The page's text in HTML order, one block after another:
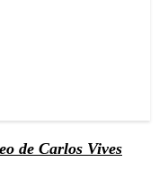
de Carlos Vives